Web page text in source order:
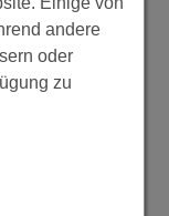
zwischen
christlich-
Nahen
für
andere
oder
zu